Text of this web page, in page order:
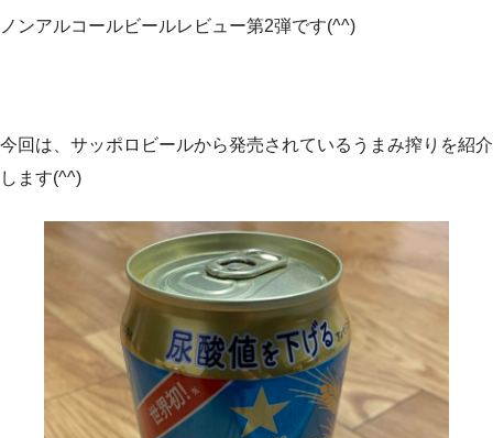
ノンアルコールビールレビュー第2弾です(^^)
今回は、サッポロビールから発売されているうまみ搾りを紹介
します(^^)